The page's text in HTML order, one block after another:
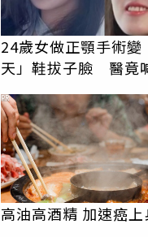
24歲女做正顎手術變
天」鞋拔子臉 醫竟
高油高酒精 加速癌上
PR